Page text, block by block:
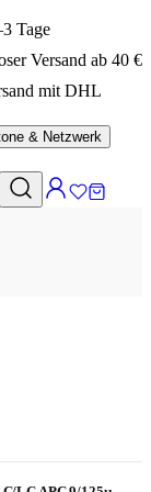
Tage
Versand ab 40 €
mit DHL
& Netzwerk